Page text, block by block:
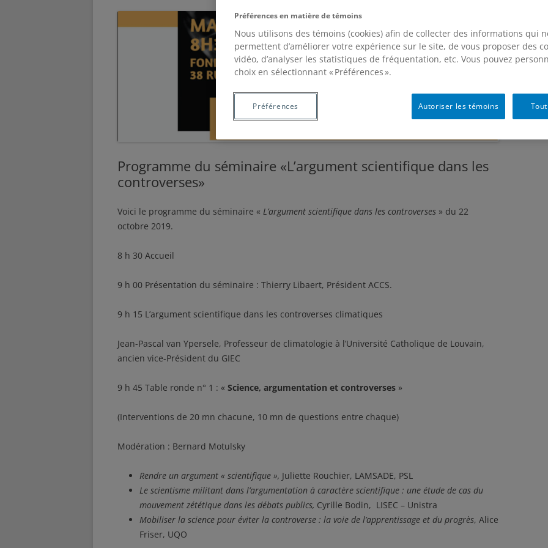
Programme du séminaire «L’argument scientifique dans les
controverses»
Voici le programme du séminaire « L’argument scientifique dans les controverses » du 22
octobre 2019.
8 h 30 Accueil
9 h 00 Présentation du séminaire : Thierry Libaert, Président ACCS.
9 h 15 L’argument scientifique dans les controverses climatiques
Jean-Pascal van Ypersele, Professeur de climatologie à l’Université Catholique de Louvain,
ancien vice-Président du GIEC
9 h 45 Table ronde n° 1 : « Science, argumentation et controverses »
(Interventions de 20 mn chacune, 10 mn de questions entre chaque)
Modération : Bernard Motulsky
Rendre un argument « scientifique », Juliette Rouchier, LAMSADE, PSL
Le scientisme militant dans l’argumentation à caractère scientifique : une étude de cas du
mouvement zététique dans les débats publics, Cyrille Bodin, LISEC – Unistra
Mobiliser la science pour éviter la controverse : la voie de l’apprentissage et du progrès, Alice
Friser, UQO
Préférences en matière de témoins
Nous utilisons des témoins (cookies) afin de collecter des informations qui
permettent d’améliorer votre expérience sur le site, de vous proposer des
vidéo, d’analyser les statistiques de fréquentation, etc. Vous pouvez
choix en sélectionnant « Préférences ».
Autoriser les témoins
Préférences